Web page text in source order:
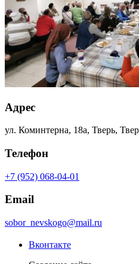
Адрес
ул. Коминтерна, 18а, Тверь,
Телефон
+7 (952) 068-04-01
Email
sobor_nevskogo@mail.ru
Вконтакте